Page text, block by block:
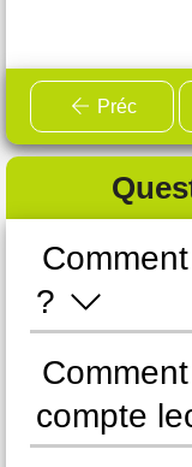
Préc
?
compte